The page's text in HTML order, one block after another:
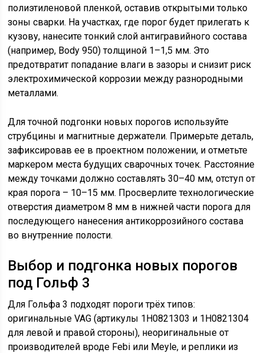
полиэтиленовой пленкой, оставив открытыми только
зоны сварки. На участках, где порог будет прилегать к
кузову, нанесите тонкий слой антигравийного состава
(например, Body 950) толщиной 1–1,5 мм. Это
предотвратит попадание влаги в зазоры и снизит риск
электрохимической коррозии между разнородными
металлами.
Для точной подгонки новых порогов используйте
струбцины и магнитные держатели. Примерьте деталь,
зафиксировав ее в проектном положении, и отметьте
маркером места будущих сварочных точек. Расстояние
между точками должно составлять 30–40 мм, отступ от
края порога – 10–15 мм. Просверлите технологические
отверстия диаметром 8 мм в нижней части порога для
последующего нанесения антикоррозийного состава
во внутренние полости.
Выбор и подгонка новых порогов
под Гольф 3
Для Гольфа 3 подходят пороги трёх типов:
оригинальные VAG (артикулы 1H0821303 и 1H0821304
для левой и правой стороны), неоригинальные от
производителей вроде Febi или Meyle, и реплики из